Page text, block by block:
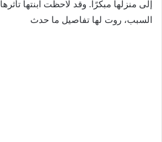
إلى منزلها مبكرًا. وقد لاحظت ابنتها
السبب، روت لها تفاصيل ما حدث